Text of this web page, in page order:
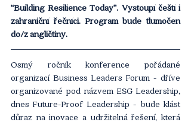
“Building Resilience Today”. Vystoupí čeští i
zahraniční řečníci. Program bude tlumočen
do/z angličtiny.
Osmý ročník konference pořádané
organizací Business Leaders Forum - dříve
organizované pod názvem ESG Leadership,
dnes Future-Proof Leadership - bude klást
důraz na inovace a udržitelná řešení, která